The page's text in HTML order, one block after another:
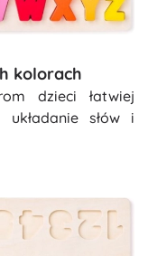
kolorach
dzieci łatwiej
słów i